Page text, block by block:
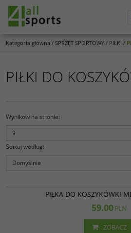
Kategoria główna / SPRZĘT SPORTOWY / PIŁKI /
PIŁKI DO
Wyników na stronie:
Sortuj według:
PIŁKA DO KOSZYKÓWKI
59.00PLN
ZOBACZ